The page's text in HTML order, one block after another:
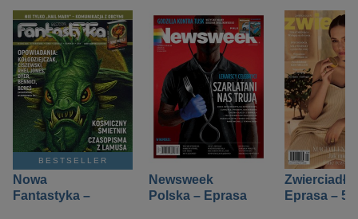
BESTSELLER
Nowa
Fantastyka –
Newsweek
Polska – Eprasa
Zwierciadło
Eprasa – 5/